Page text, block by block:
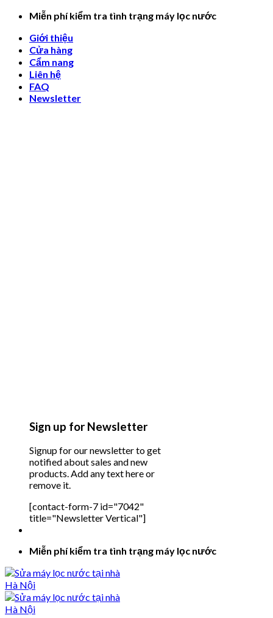
Skip
content
Miễn phí kiểm tra tình trạng máy lọc nước
Giới thiệu
Cửa hàng
Cẩm nang
Liên hệ
FAQ
Newsletter
Sign up for Newsletter
Signup for our newsletter to get
notified about sales and new
products. Add any text here or
remove it.
[contact-form-7 id="7042"
title="Newsletter Vertical"]
Miễn phí kiểm tra tình trạng máy lọc nước